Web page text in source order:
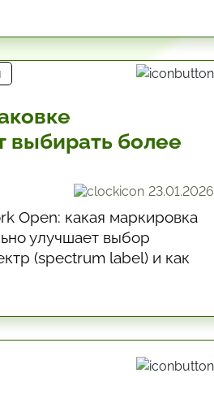
выбирать более
23.01.2026
Open: какая маркировка
улучшает выбор
(spectrum label) и как